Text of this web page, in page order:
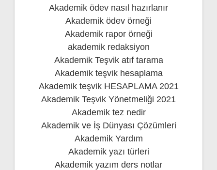
Akademik ödev nasıl hazırlanır
Akademik ödev örneği
Akademik rapor örneği
akademik redaksiyon
Akademik Teşvik atıf tarama
Akademik teşvik hesaplama
Akademik teşvik HESAPLAMA 2021
Akademik Teşvik Yönetmeliği 2021
Akademik tez nedir
Akademik ve İş Dünyası Çözümleri
Akademik Yardım
Akademik yazı türleri
Akademik yazım ders notlar